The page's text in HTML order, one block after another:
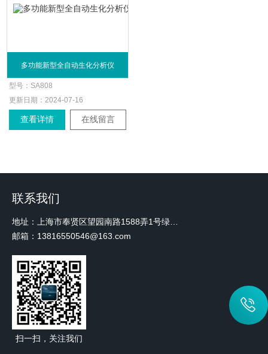
多功能新型全自动生化分析仪
型号： SA808
更新日期： 2024-07-16
查看详情 在线留言
联系我们
地址：上海市奉贤区望园南路1588弄1号绿地未来中心A3 2110室
邮箱：13816550546@163.com
扫一扫，关注我们